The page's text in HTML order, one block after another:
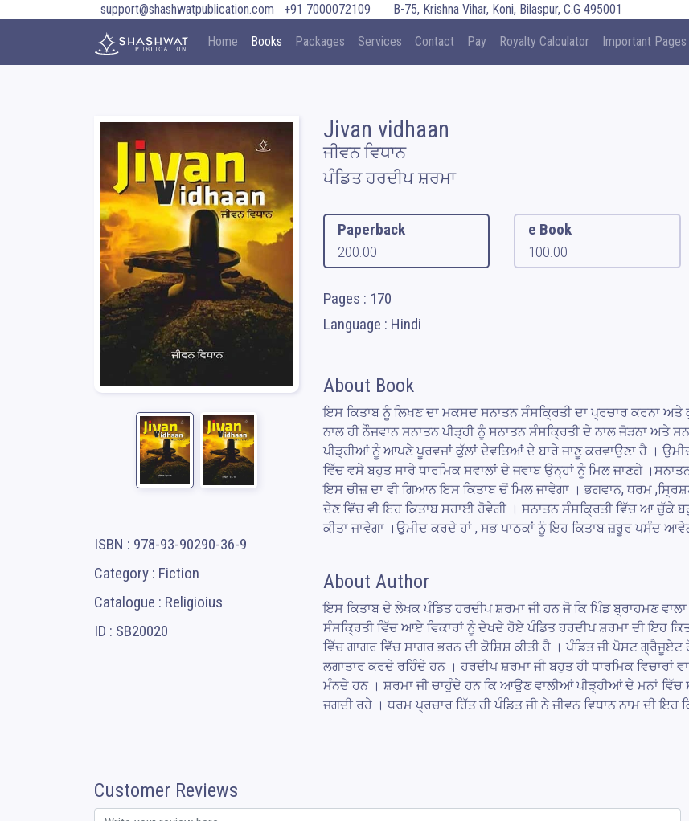
support@shashwatpublication.com +91 7000072109 B-75, Krishna Vihar, Koni, Bilaspur, C.G 495001
Home Books Packages Services Contact Pay Royalty Calculator Important Pages
ISBN : 978-93-90290-36-9
Category : Fiction
Catalogue : Religioius
ID : SB20020
Jivan vidhaan
ਜੀਵਨ ਵਿਧਾਨ
ਪੰਡਿਤ ਹਰਦੀਪ ਸ਼ਰਮਾ
Paperback
200.00
e Book
100.00
Pages : 170
Language : Hindi
About Book
ਇਸ ਕਿਤਾਬ ਨੂੰ ਲਿਖਣ ਦਾ ਮਕਸਦ ਸਨਾਤਨ ਸੰਸਕ੍ਰਿਤੀ ਦਾ ਪ੍ਰਚਾਰ ਕਰਨਾ
ਨਾਲ ਹੀ ਨੌਜਵਾਨ ਸਨਾਤਨ ਪੀੜ੍ਹੀ ਨੂੰ ਸਨਾਤਨ ਸੰਸਕ੍ਰਿਤੀ ਦੇ ਨਾਲ ਜੋੜਨਾ ਅਤੇ
ਪੀੜ੍ਹੀਆਂ ਨੂੰ ਆਪਣੇ ਪੂਰਵਜਾਂ ਕੁੱਲਾਂ ਦੇਵਤਿਆਂ ਦੇ ਬਾਰੇ ਜਾਣੂ ਕਰਵਾਉਣਾ ਹੈ ।
ਵਿੱਚ ਵਸੇ ਬਹੁਤ ਸਾਰੇ ਧਾਰਮਿਕ ਸਵਾਲਾਂ ਦੇ ਜਵਾਬ ਉਨ੍ਹਾਂ ਨੂੰ ਮਿਲ ਜਾਣਗੇ
ਇਸ ਚੀਜ਼ ਦਾ ਵੀ ਗਿਆਨ ਇਸ ਕਿਤਾਬ ਚੋਂ ਮਿਲ ਜਾਵੇਗਾ । ਭਗਵਾਨ, ਧਰਮ
ਦੇਣ ਵਿੱਚ ਵੀ ਇਹ ਕਿਤਾਬ ਸਹਾਈ ਹੋਵੇਗੀ । ਸਨਾਤਨ ਸੰਸਕ੍ਰਿਤੀ ਵਿੱਚ ਆ ਚੁੱਕੇ
ਕੀਤਾ ਜਾਵੇਗਾ ।ਉਮੀਦ ਕਰਦੇ ਹਾਂ , ਸਭ ਪਾਠਕਾਂ ਨੂੰ ਇਹ ਕਿਤਾਬ ਜ਼ਰੂਰ ਪਸੰਦ
About Author
ਇਸ ਕਿਤਾਬ ਦੇ ਲੇਖਕ ਪੰਡਿਤ ਹਰਦੀਪ ਸ਼ਰਮਾ ਜੀ ਹਨ ਜੋ ਕਿ ਪਿੰਡ ਬ੍ਰਾਹਮਣ
ਸੰਸਕ੍ਰਿਤੀ ਵਿੱਚ ਆਏ ਵਿਕਾਰਾਂ ਨੂੰ ਦੇਖਦੇ ਹੋਏ ਪੰਡਿਤ ਹਰਦੀਪ ਸ਼ਰਮਾ ਦੀ ਇਹ
ਵਿੱਚ ਗਾਗਰ ਵਿੱਚ ਸਾਗਰ ਭਰਨ ਦੀ ਕੋਸ਼ਿਸ਼ ਕੀਤੀ ਹੈ । ਪੰਡਿਤ ਜੀ ਪੋਸਟ
ਲਗਾਤਾਰ ਕਰਦੇ ਰਹਿੰਦੇ ਹਨ । ਹਰਦੀਪ ਸ਼ਰਮਾ ਜੀ ਬਹੁਤ ਹੀ ਧਾਰਮਿਕ
ਮੰਨਦੇ ਹਨ । ਸ਼ਰਮਾ ਜੀ ਚਾਹੁੰਦੇ ਹਨ ਕਿ ਆਉਣ ਵਾਲੀਆਂ ਪੀੜ੍ਹੀਆਂ ਦੇ ਮਨਾਂ
ਜਗਦੀ ਰਹੇ । ਧਰਮ ਪ੍ਰਚਾਰ ਹਿੱਤ ਹੀ ਪੰਡਿਤ ਜੀ ਨੇ ਜੀਵਨ ਵਿਧਾਨ ਨਾਮ ਦੀ ਇਹ
Customer Reviews